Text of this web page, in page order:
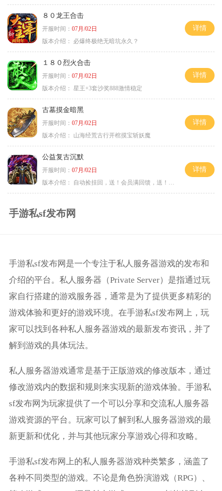
８０龙王合击
开服时间： 07月/02日
版本介绍：
必爆终极绝无暗坑永久？
详情
１８０烈火合击
开服时间： 07月/02日
版本介绍： 星王+3套沙奖888激情稳定
详情
古墓摸金暗黑
开服时间： 07月/02日
版本介绍：
山海经荒古行开棺摸宝斩妖魔
详情
公益复古沉默
开服时间： 07月/02日
版本介绍：
自动捡挂回，送！会员满回馈，送！5天拿沙长
详情
手游私sf发布网
手游私sf发布网是一个专注于私人服务器游戏的发布和
介绍的平台。私人服务器（Private Server）是指通过玩
家自行搭建的游戏服务器，通常是为了提供更多精彩的
游戏体验和更好的游戏环境。在手游私sf发布网上，玩
家可以找到各种私人服务器游戏的最新发布资讯，并了
解到游戏的具体玩法。
私人服务器游戏通常是基于正版游戏的修改版本，通过
修改游戏内的数据和规则来实现新的游戏体验。手游私
sf发布网为玩家提供了一个可以分享和交流私人服务器
游戏资源的平台。玩家可以了解到私人服务器游戏的最
新更新和优化，并与其他玩家分享游戏心得和攻略。
手游私sf发布网上的私人服务器游戏种类繁多，涵盖了
各种不同类型的游戏。不论是角色扮演游戏（RPG）、